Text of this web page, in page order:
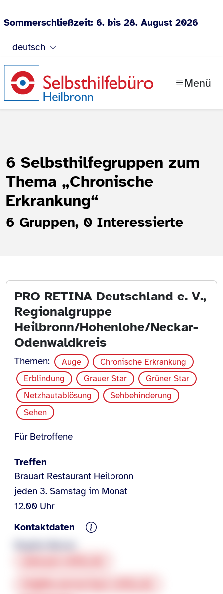
Zum Inhalt springen
Sommerschließzeit: 6. bis 28. August 2026
deutsch
Menü
6 Selbsthilfegruppen zum
Thema „Chronische
Erkrankung“
6 Gruppen, 0 Interessierte
PRO RETINA Deutschland e. V.,
Regionalgruppe
Heilbronn/Hohenlohe/Neckar-
Odenwaldkreis
Themen: Auge
Chronische Erkrankung
Erblindung
Grauer Star
Grüner Star
Netzhautablösung
Sehbehinderung
Sehen
Für Betroffene
Treffen
Brauart Restaurant Heilbronn
jeden 3. Samstag im Monat
12.00 Uhr
Kontaktdaten